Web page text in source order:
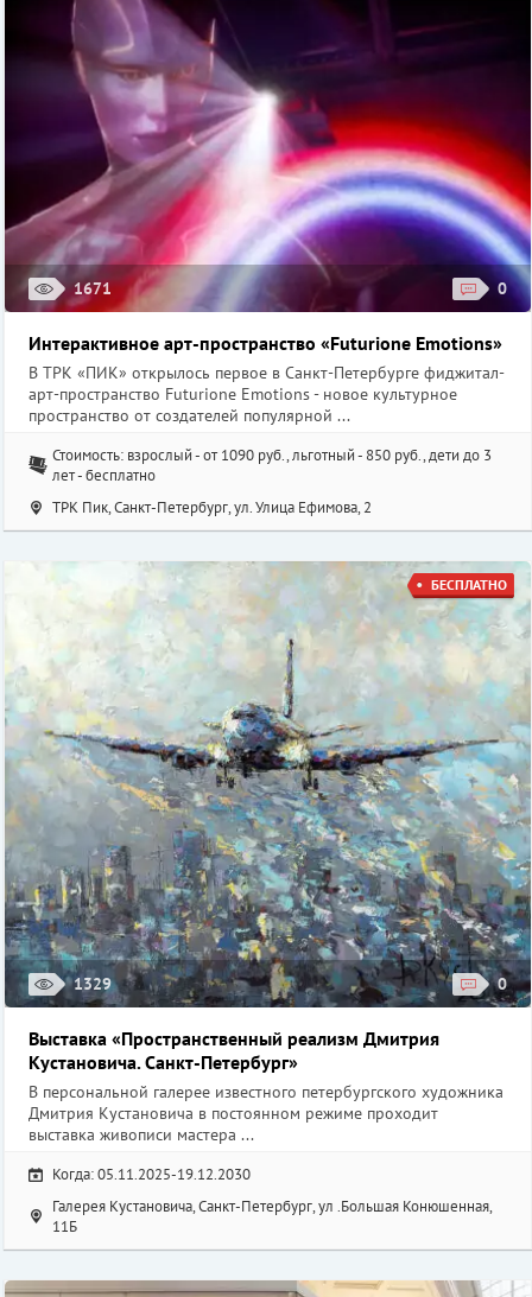
1671 0
Интерактивное арт-пространство «Futurione Emotions»
В ТРК «ПИК» открылось первое в Санкт-Петербурге фиджитал-
арт-пространство Futurione Emotions - новое культурное
пространство от создателей популярной ...
Стоимость: взрослый - от 1090 руб., льготный - 850 руб., дети до 3
лет - бесплатно
ТРК Пик, Санкт-Петербург, ул. ​Улица Ефимова, 2
1329 0
БЕСПЛАТНО
Выставка «Пространственный реализм Дмитрия
Кустановича. Санкт-Петербург»
В персональной галерее известного петербургского художника
Дмитрия Кустановича в постоянном режиме проходит
выставка живописи мастера ...
Когда: 05.11.2025-19.12.2030
Галерея Кустановича, Санкт-Петербург, ул .Большая Конюшенная,
11Б